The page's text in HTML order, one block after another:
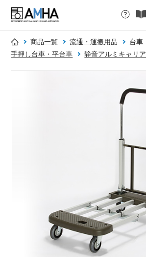
商品一覧 流通・運搬用品
台車
手押し台車・平台車
静音アルミキャリア